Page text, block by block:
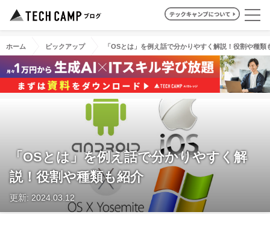
ホーム ピックアップ 「OSとは」を例え話で分かりやすく解説！役割や種類
「OSとは」を例え話で分かりやすく解
説！役割や種類も紹介
更新: 2024.03.12